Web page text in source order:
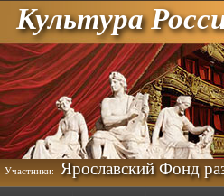
Культура
Участники: Ярославский Фонд